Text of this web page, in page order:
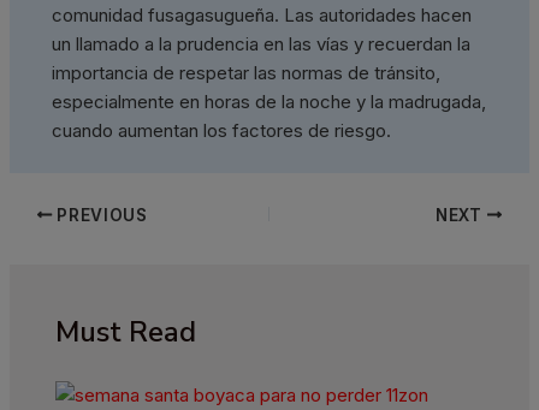
comunidad fusagasugueña. Las autoridades hacen
un llamado a la prudencia en las vías y recuerdan la
importancia de respetar las normas de tránsito,
especialmente en horas de la noche y la madrugada,
cuando aumentan los factores de riesgo.
PREVIOUS NEXT
Must Read